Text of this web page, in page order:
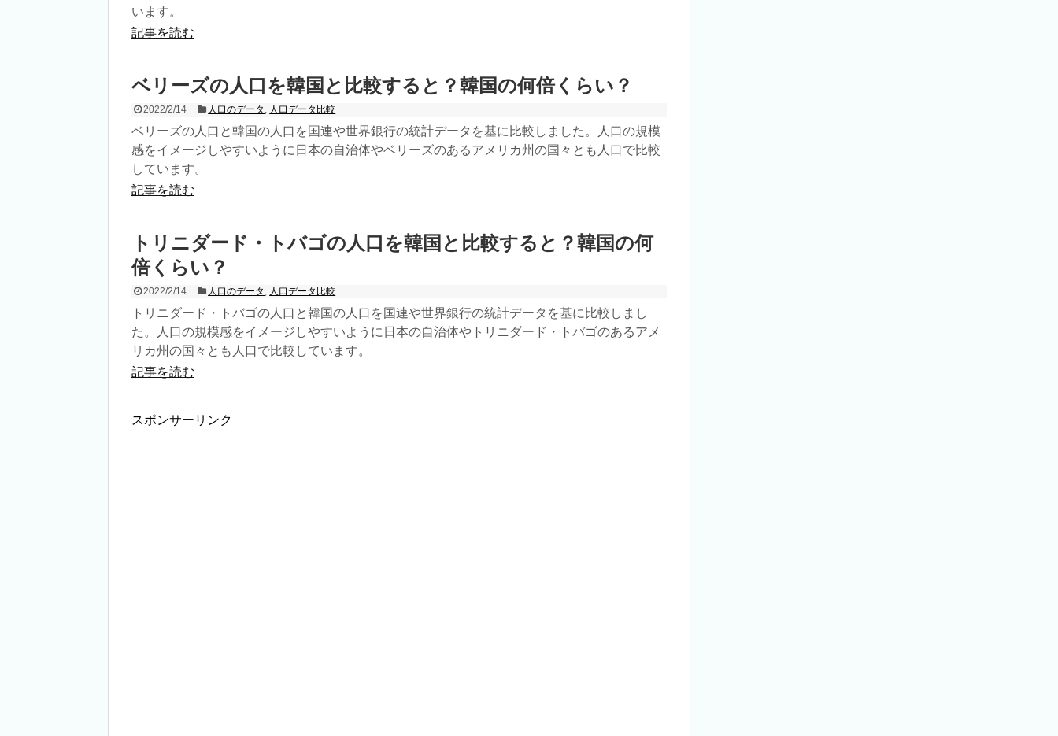
います。
記事を読む
ベリーズの人口を韓国と比較すると？韓国の何倍くらい？
2022/2/14 人口のデータ , 人口データ比較
ベリーズの人口と韓国の人口を国連や世界銀行の統計データを基に比較しました。人口の規模
感をイメージしやすいように日本の自治体やベリーズのあるアメリカ州の国々とも人口で比較
しています。
記事を読む
トリニダード・トバゴの人口を韓国と比較すると？韓国の何
倍くらい？
2022/2/14 人口のデータ , 人口データ比較
トリニダード・トバゴの人口と韓国の人口を国連や世界銀行の統計データを基に比較しまし
た。人口の規模感をイメージしやすいように日本の自治体やトリニダード・トバゴのあるアメ
リカ州の国々とも人口で比較しています。
記事を読む
スポンサーリンク